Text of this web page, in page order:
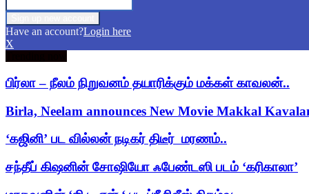
Have an account?Login here
X
பிர்லா – நீலம் நிறுவனம் தயாரிக்கும் மக்கள் காவலன்..
Birla, Neelam announces New Movie Makkal
‘கஜினி’ பட வில்லன் நடிகர் திடீர் மரணம்..
சந்தீப் கிஷனின் சோஷியோ ஃபேண்டஸி படம் ‘கரிகாலா’